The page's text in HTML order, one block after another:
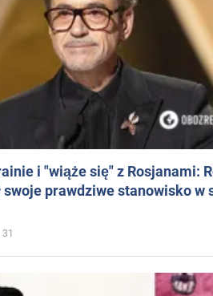
i "wiąże się" z Rosjanami:
swoje prawdziwe stanowisko w
31